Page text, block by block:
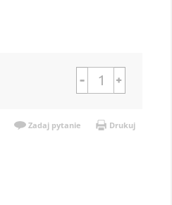
Zadaj pytanie Drukuj